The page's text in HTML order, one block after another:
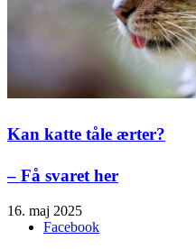
Kan katte tåle ærter?
– Få svaret her
16. maj 2025
Facebook